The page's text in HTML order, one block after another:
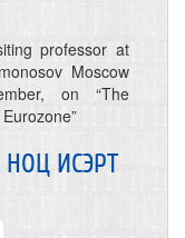
professor at
Moscow
on “The
НОЦ ИСЭРТ